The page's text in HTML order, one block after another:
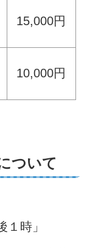
15,000円
10,000円
ついて
時」